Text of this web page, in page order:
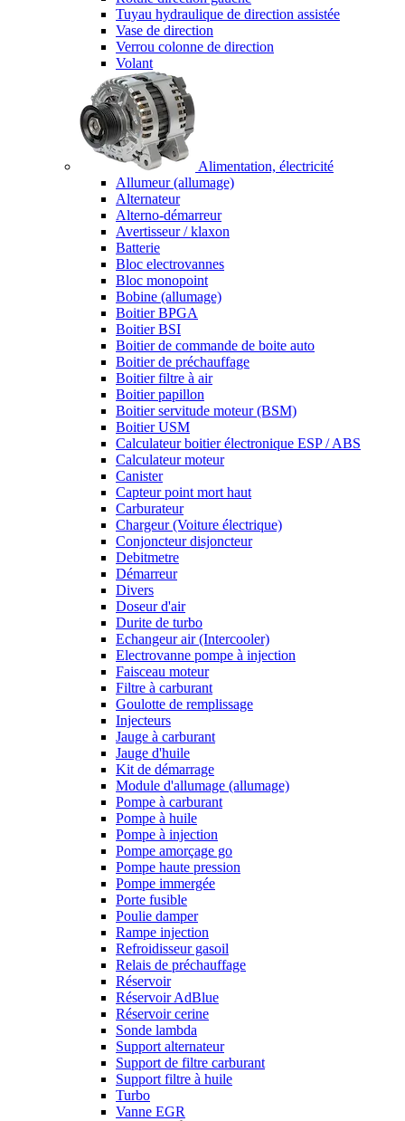
Tuyau hydraulique de direction assistée
Vase de direction
Verrou colonne de direction
Volant
Alimentation, électricité
Allumeur (allumage)
Alternateur
Alterno-démarreur
Avertisseur / klaxon
Batterie
Bloc electrovannes
Bloc monopoint
Bobine (allumage)
Boitier BPGA
Boitier BSI
Boitier de commande de boite auto
Boitier de préchauffage
Boitier filtre à air
Boitier papillon
Boitier servitude moteur (BSM)
Boitier USM
Calculateur boitier électronique ESP / ABS
Calculateur moteur
Canister
Capteur point mort haut
Carburateur
Chargeur (Voiture électrique)
Conjoncteur disjoncteur
Debitmetre
Démarreur
Divers
Doseur d'air
Durite de turbo
Echangeur air (Intercooler)
Electrovanne pompe à injection
Faisceau moteur
Filtre à carburant
Goulotte de remplissage
Injecteurs
Jauge à carburant
Jauge d'huile
Kit de démarrage
Module d'allumage (allumage)
Pompe à carburant
Pompe à huile
Pompe à injection
Pompe amorçage go
Pompe haute pression
Pompe immergée
Porte fusible
Poulie damper
Rampe injection
Refroidisseur gasoil
Relais de préchauffage
Réservoir
Réservoir AdBlue
Réservoir cerine
Sonde lambda
Support alternateur
Support de filtre carburant
Support filtre à huile
Turbo
Vanne EGR